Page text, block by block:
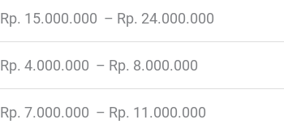
Rp. 15.000.000 – Rp. 24.000.000
Rp. 4.000.000 – Rp. 8.000.000
Rp. 7.000.000 – Rp. 11.000.000